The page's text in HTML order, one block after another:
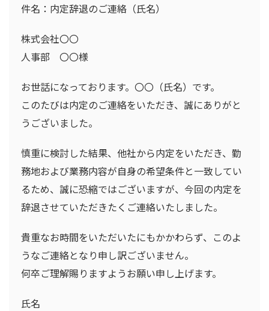
件名：内定辞退のご連絡（氏名）
株式会社〇〇
人事部 〇〇様
お世話になっております。〇〇（氏名）です。
このたびは内定のご連絡をいただき、誠にありがと
うございました。
慎重に検討した結果、他社から内定をいただき、勤
務地および業務内容が自身の希望条件と一致してい
るため、誠に恐縮ではございますが、今回の内定を
辞退させていただきたくご連絡いたしました。
貴重なお時間をいただいたにもかかわらず、このよ
うなご連絡となり申し訳ございません。
何卒ご理解賜りますようお願い申し上げます。
氏名